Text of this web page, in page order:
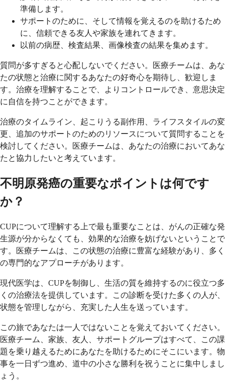
準備します。
サポートのために、そして情報を覚えるのを助けるため
に、信頼できる友人や家族を連れてきます。
以前の病歴、検査結果、画像検査の結果を集めます。
質問が多すぎると心配しないでください。医療チームは、あな
たの状態と治療に関するあなたの好奇心を期待し、歓迎しま
す。治療を理解することで、よりコントロールでき、意思決定
に自信を持つことができます。
治療のタイムライン、起こりうる副作用、ライフスタイルの変
更、追加のサポートのためのリソースについて質問することを
検討してください。医療チームは、あなたの治療においてあな
たと協力したいと考えています。
不明原発癌の重要なポイントは何です
か？
CUPについて理解する上で最も重要なことは、がんの正確な発
生源が分からなくても、効果的な治療を妨げないということで
す。医療チームは、この状態の治療に豊富な経験があり、多く
の専門的なアプローチがあります。
現代医学は、CUPを制御し、生活の質を維持するのに役立つ多
くの治療法を提供しています。この診断を受けた多くの人が、
状態を管理しながら、充実した人生を送っています。
この旅であなたは一人ではないことを覚えておいてください。
医療チーム、家族、友人、サポートグループはすべて、この課
題を乗り越えるためにあなたを助けるためにそこにいます。物
事を一日ずつ進め、道中の小さな勝利を祝うことに集中しまし
ょう。